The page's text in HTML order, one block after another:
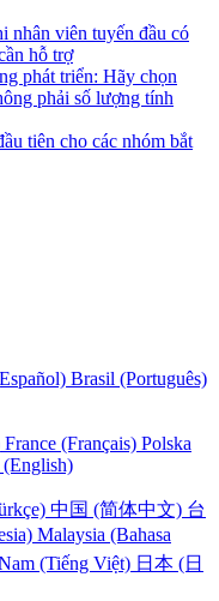
nhân viên tuyến đầu có
hỗ trợ
phát triển: Hãy chọn
phải số lượng tính
tiên cho các nhóm bắt
Brasil (Português)
France (Français) Polska
中国 (简体中文) 台
Malaysia (Bahasa
(Tiếng Việt) 日本 (日